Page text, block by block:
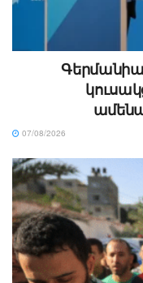
07/08/2026